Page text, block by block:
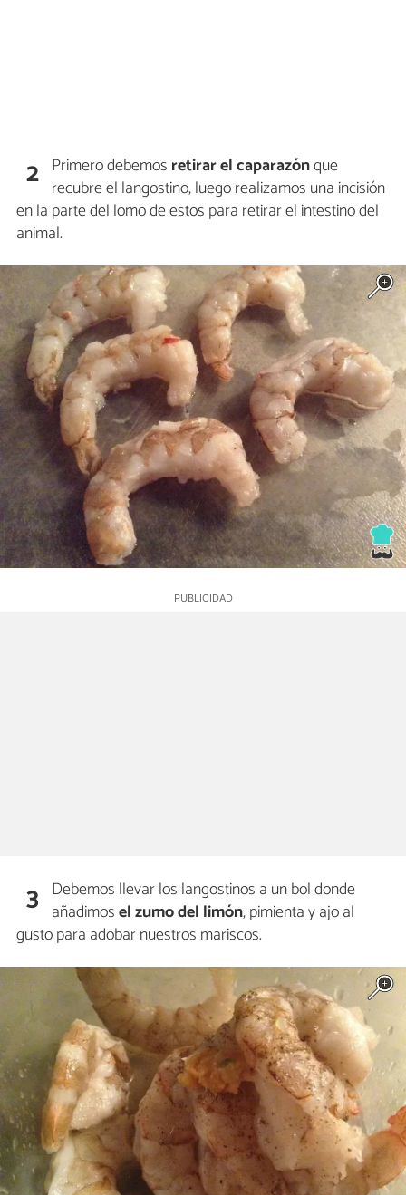
2 Primero debemos retirar el caparazónque
recubre el langostino, luego realizamos una incisión
en la parte del lomo de estos para retirar el intestino del
animal.
3 Debemos llevar los langostinos a un bol donde
añadimosel zumo del limón, pimienta y ajo al
gusto para adobar nuestros mariscos.